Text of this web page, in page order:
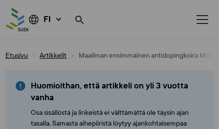
FI
Etusivu Artikkelit Maailman ensimmäinen antidopingkoira Molly
Huomioithan, että artikkeli on yli 3 vuotta
vanha
Osa sisällöstä ja linkeistä ei välttämättä ole täysin ajan
tasalla. Samasta aihepiiristä löytyy ajankohtaisempaa